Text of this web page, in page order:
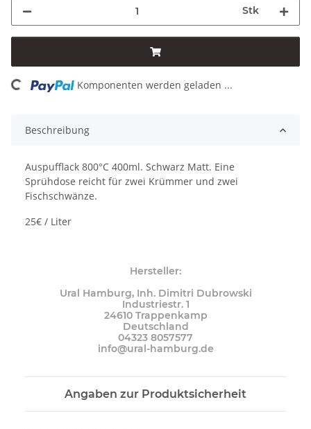
Stk
Komponenten werden geladen ...
Beschreibung
Auspufflack 800°C 400ml. Schwarz Matt. Eine
Sprühdose reicht für zwei Krümmer und zwei
Fischschwänze.
25€ / Liter
Hersteller:
Ural Hamburg, Inh. Dimitri Dubrowski
Industriestr. 1
24610 Trappenkamp
Deutschland
04323 8057577
info@ural-hamburg.de
Angaben zur Produktsicherheit